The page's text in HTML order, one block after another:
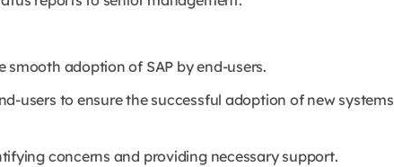
smooth adoption of SAP by end-users.
users to ensure the successful adoption of new systems
concerns and providing necessary support.